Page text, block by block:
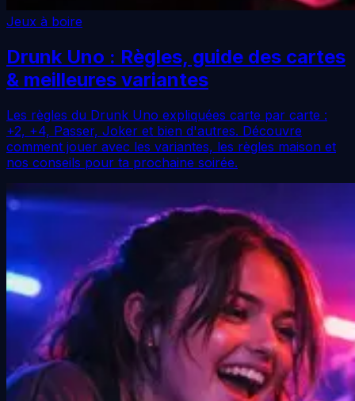
Jeux à boire
Drunk Uno : Règles, guide des cartes
& meilleures variantes
Les règles du Drunk Uno expliquées carte par carte :
+2, +4, Passer, Joker et bien d'autres. Découvre
comment jouer avec les variantes, les règles maison et
nos conseils pour ta prochaine soirée.